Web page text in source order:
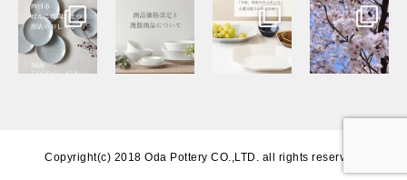
Copyright(c) 2018 Oda Pottery CO.,LTD. all rights reserved.